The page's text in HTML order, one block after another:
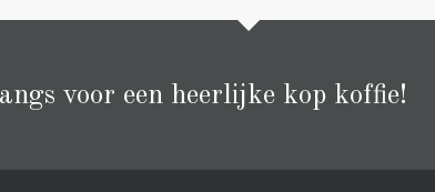
voor een heerlijke kop koffie!